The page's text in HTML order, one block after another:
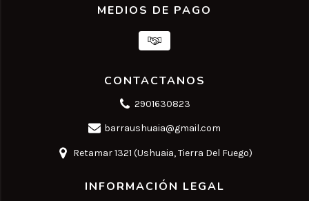
MEDIOS DE PAGO
CONTACTANOS
2901630823
barraushuaia@gmail.com
Retamar 1321 (Ushuaia, Tierra Del Fuego)
INFORMACIÓN LEGAL